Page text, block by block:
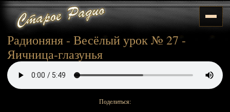
Радионяня - Весёлый урок № 27 -
Яичница-глазунья
Поделиться: